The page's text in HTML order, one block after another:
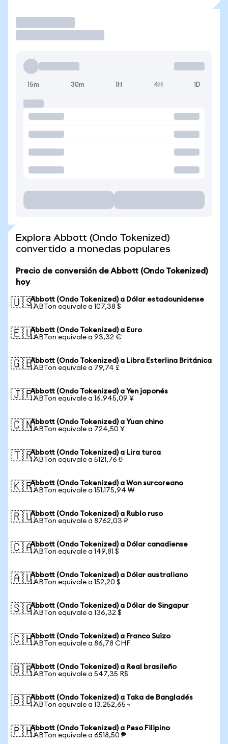
15m 30m 1H 4H 1D
Explora Abbott (Ondo Tokenized)
convertido a monedas populares
Precio de conversión de Abbott (Ondo Tokenized)
hoy
🇺🇸Abbott (Ondo Tokenized) a Dólar estadounidense
1 ABTon equivale a 107,38 $
🇪🇺Abbott (Ondo Tokenized) a Euro
1 ABTon equivale a 93,32 €
🇬🇧Abbott (Ondo Tokenized) a Libra Esterlina Británica
1 ABTon equivale a 79,74 £
🇯🇵Abbott (Ondo Tokenized) a Yen japonés
1 ABTon equivale a 16.945,09 ¥
🇨🇳Abbott (Ondo Tokenized) a Yuan chino
1 ABTon equivale a 724,50 ¥
🇹🇷Abbott (Ondo Tokenized) a Lira turca
1 ABTon equivale a 5121,76 ₺
🇰🇷Abbott (Ondo Tokenized) a Won surcoreano
1 ABTon equivale a 151.175,94 ₩
🇷🇺Abbott (Ondo Tokenized) a Rublo ruso
1 ABTon equivale a 8762,03 ₽
🇨🇦Abbott (Ondo Tokenized) a Dólar canadiense
1 ABTon equivale a 149,81 $
🇦🇺Abbott (Ondo Tokenized) a Dólar australiano
1 ABTon equivale a 152,20 $
🇸🇬Abbott (Ondo Tokenized) a Dólar de Singapur
1 ABTon equivale a 136,32 $
🇨🇭Abbott (Ondo Tokenized) a Franco Suizo
1 ABTon equivale a 86,78 CHF
🇧🇷Abbott (Ondo Tokenized) a Real brasileño
1 ABTon equivale a 547,35 R$
🇧🇩Abbott (Ondo Tokenized) a Taka de Bangladés
1 ABTon equivale a 13.252,65 ৳
🇵🇭Abbott (Ondo Tokenized) a Peso Filipino
1 ABTon equivale a 6518,50 ₱